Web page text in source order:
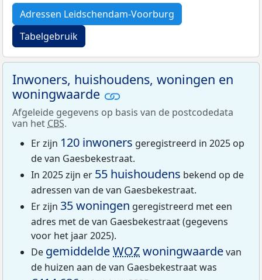
Adressen Leidschendam-Voorburg
Tabelgebruik
Inwoners, huishoudens, woningen en
woningwaarde
Afgeleide gegevens op basis van de postcodedata
van het CBS.
Er zijn 120 inwoners geregistreerd in 2025 op
de van Gaesbekestraat.
In 2025 zijn er 55 huishoudens bekend op de
adressen van de van Gaesbekestraat.
Er zijn 35 woningen geregistreerd met een
adres met de van Gaesbekestraat (gegevens
voor het jaar 2025).
De gemiddeldeWOZwoningwaardevan
de huizen aan de van Gaesbekestraat was